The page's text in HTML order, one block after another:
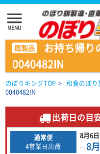
menu
MENU
既製品
お持ち帰り
0040482IN
のぼりキングTOP > 和食のぼり
0040482IN
出荷日の目
通常便
4営業日出荷
8月6日
…8